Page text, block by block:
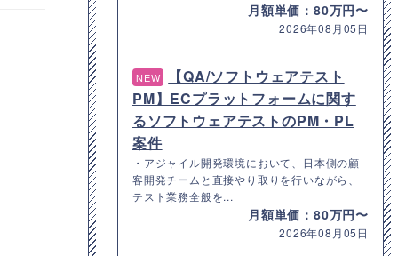
月額単価：80万円〜
2026年08月05日
NEW
【QA/ソフトウェアテスト
PM】ECプラットフォームに関す
るソフトウェアテストのPM・PL
案件
・アジャイル開発環境において、日本側の顧
客開発チームと直接やり取りを行いながら、
テスト業務全般を...
月額単価：80万円〜
2026年08月05日